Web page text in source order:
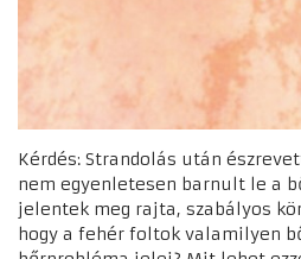
Kérdés: Strandolás után
nem egyenletesen barnult le a
jelentek meg rajta, szabályos
hogy a fehér foltok valamilyen